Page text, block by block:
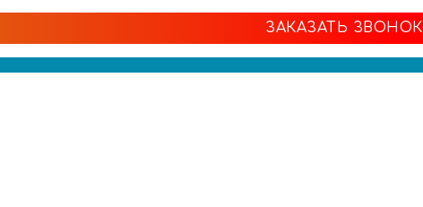
ЗАКАЗАТЬ ЗВОНОК